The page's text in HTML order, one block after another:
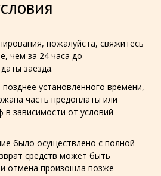
пожалуйста, свяжитесь
чем за 24 часа до
заезда.
установленного времени,
часть предоплаты или
в зависимости от условий
было осуществлено с полной
средств может быть
отмена произошла позже